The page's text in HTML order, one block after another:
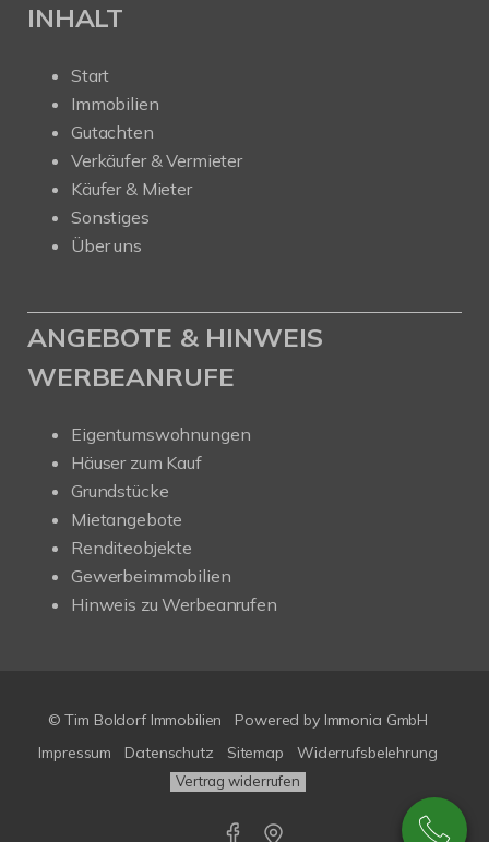
INHALT
Start
Immobilien
Gutachten
Verkäufer & Vermieter
Käufer & Mieter
Sonstiges
Über uns
ANGEBOTE & HINWEIS
WERBEANRUFE
Eigentumswohnungen
Häuser zum Kauf
Grundstücke
Mietangebote
Renditeobjekte
Gewerbeimmobilien
Hinweis zu Werbeanrufen
© Tim Boldorf Immobilien Powered by Immonia GmbH
Impressum
Datenschutz Sitemap Widerrufsbelehrung
Vertrag widerrufen